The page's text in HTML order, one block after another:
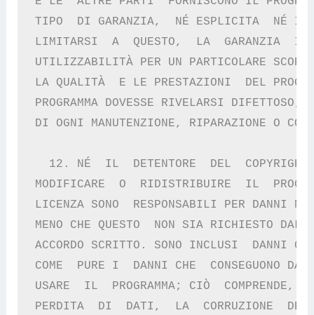
TIPO  DI GARANZIA,  NÉ ESPLICITA  NÉ
LIMITARSI  A  QUESTO,  LA  GARANZIA
UTILIZZABILITÀ PER UN PARTICOLARE
LA QUALITÀ  E LE PRESTAZIONI  DEL
PROGRAMMA DOVESSE RIVELARSI
DI OGNI MANUTENZIONE, RIPARAZIONE O
12. NÉ  IL  DETENTORE  DEL
MODIFICARE  O  RIDISTRIBUIRE  IL
LICENZA SONO  RESPONSABILI PER DANNI
MENO CHE QUESTO  NON SIA RICHIESTO
ACCORDO SCRITTO. SONO INCLUSI  DANNI
COME  PURE I  DANNI CHE  CONSEGUONO
USARE  IL  PROGRAMMA; CIÒ
PERDITA  DI  DATI,  LA  CORRUZIONE  DEI